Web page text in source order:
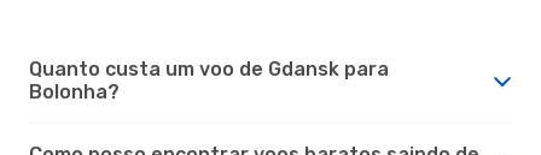
Quanto custa um voo de Gdansk para
Bolonha?